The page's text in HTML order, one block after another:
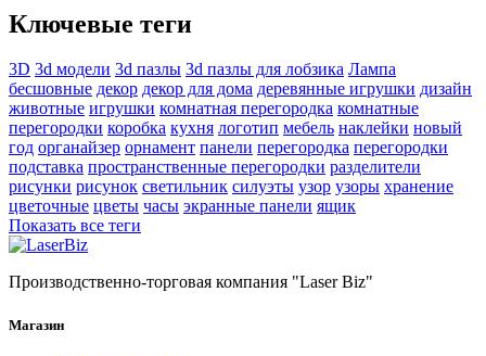
Ключевые теги
3D 3d модели 3d пазлы 3d пазлы для лобзика Лампа
бесшовные декор декор для дома деревянные игрушки дизайн
животные игрушки комнатная перегородка комнатные
перегородки коробка кухня логотип мебель наклейки новый
год органайзер орнамент панели перегородка перегородки
подставка пространственные перегородки разделители
рисунки рисунок светильник силуэты узор узоры хранение
цветочные цветы часы экранные панели ящик
Показать все теги
Производственно-торговая компания "Laser Biz"
Магазин